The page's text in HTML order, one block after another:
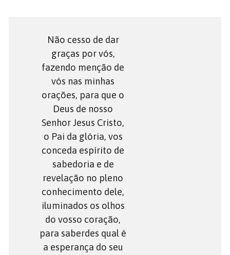
Não cesso de dar
graças por vós,
fazendo menção de
vós nas minhas
orações, para que o
Deus de nosso
Senhor Jesus Cristo,
o Pai da glória, vos
conceda espírito de
sabedoria e de
revelação no pleno
conhecimento dele,
iluminados os olhos
do vosso coração,
para saberdes qual é
a esperança do seu